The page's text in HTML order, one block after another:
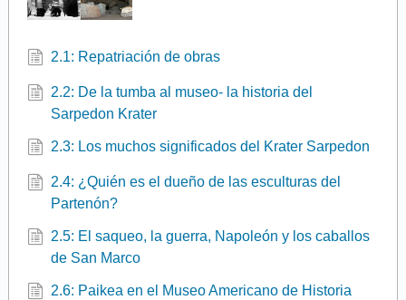
2.1: Repatriación de obras
2.2: De la tumba al museo- la historia del
Sarpedon Krater
2.3: Los muchos significados del Krater Sarpedon
2.4: ¿Quién es el dueño de las esculturas del
Partenón?
2.5: El saqueo, la guerra, Napoleón y los caballos
de San Marco
2.6: Paikea en el Museo Americano de Historia